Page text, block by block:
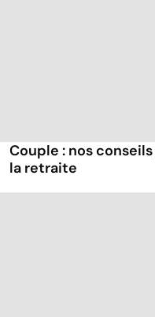
Couple : nos
la retraite